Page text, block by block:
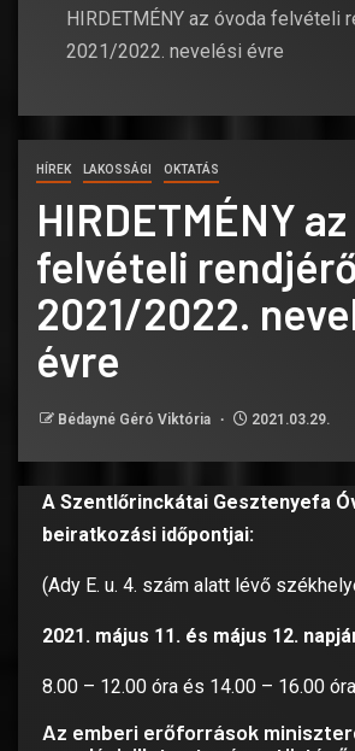
HIRDETMÉNY az óvoda felvételi
2021/2022. nevelési évre
HÍREK LAKOSSÁGI OKTATÁS
HIRDETMÉNY
felvételi
2021/2022.
évre
Bédayné Géró Viktória 2021.03.29.
A Szentlőrinckátai Gesztenyefa
beiratkozási időpontjai:
(Ady E. u. 4. szám alatt lévő
2021. május 11. és május 12.
8.00 – 12.00 óra és 14.00 – 16.00
Az emberi erőforrások